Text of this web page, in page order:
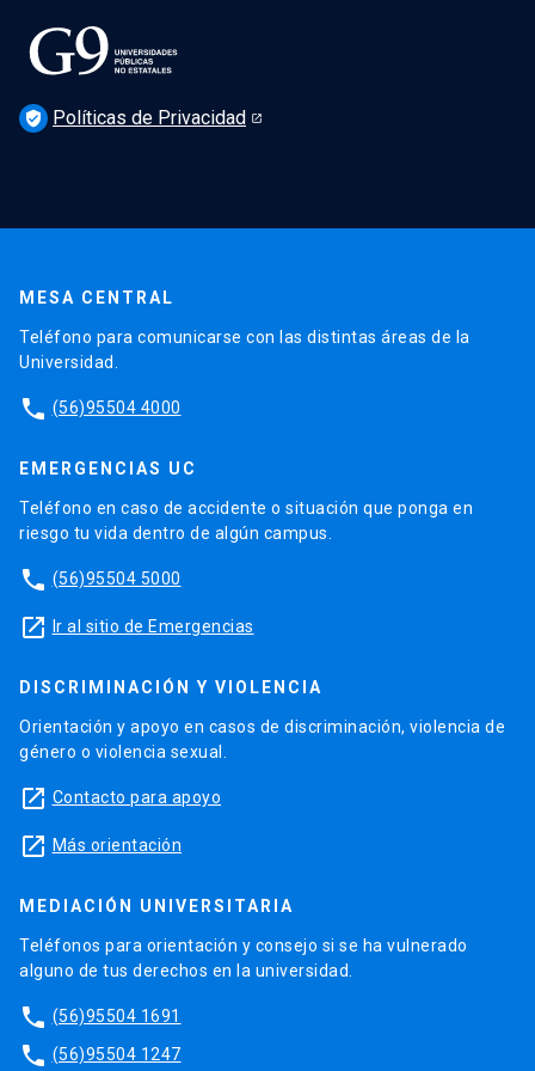
verified_user Políticas de Privacidad
MESA CENTRAL
Teléfono para comunicarse con las distintas áreas de la
Universidad.
phone (56)95504 4000
EMERGENCIAS UC
Teléfono en caso de accidente o situación que ponga en
riesgo tu vida dentro de algún campus.
phone (56)95504 5000
launch Ir al sitio de Emergencias
DISCRIMINACIÓN Y VIOLENCIA
Orientación y apoyo en casos de discriminación, violencia de
género o violencia sexual.
launch Contacto para apoyo
launch Más orientación
MEDIACIÓN UNIVERSITARIA
Teléfonos para orientación y consejo si se ha vulnerado
alguno de tus derechos en la universidad.
phone (56)95504 1691
phone (56)95504 1247